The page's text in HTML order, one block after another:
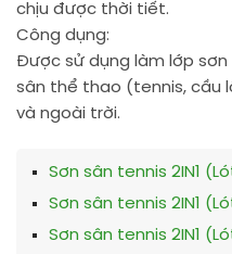
chịu được thời tiết.
Công dụng:
Được sử dụng làm lớp
sân thể thao (tennis, cầu
và ngoài trời.
Sơn sân tennis 2IN1
Sơn sân tennis 2IN1
Sơn sân tennis 2IN1